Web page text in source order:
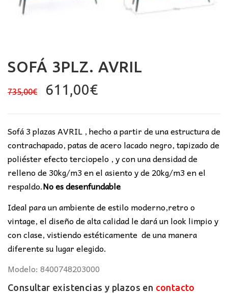
SOFÁ 3PLZ. AVRIL
735,00€
El
original
era:
735,00€.
611,00€El
actual
es:
611,00€.
Sofá 3 plazas AVRIL , hecho a partir de una estructura de
contrachapado, patas de acero lacado negro, tapizado de
poliéster efecto terciopelo , y con una densidad de
relleno de 30kg/m3 en el asiento y de 20kg/m3 en el
respaldo.No es desenfundable
Ideal para un ambiente de estilo moderno,retro o
vintage, el diseño de alta calidad le dará un look limpio y
con clase, vistiendo estéticamente de una manera
diferente su lugar elegido.
Modelo: 8400748203000
Consultar existencias y plazos en contacto